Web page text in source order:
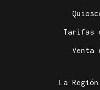
Tarifas
Venta
La